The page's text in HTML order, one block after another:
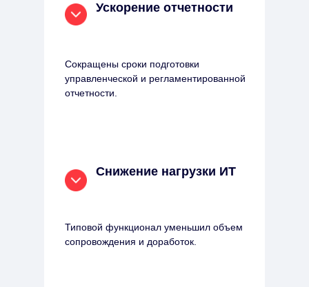
Ускорение отчетности
Сокращены сроки подготовки
управленческой и регламентированной
отчетности.
Снижение нагрузки ИТ
Типовой функционал уменьшил объем
сопровождения и доработок.